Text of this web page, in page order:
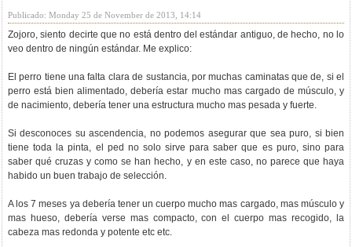
Publicado: Monday 25 de November de 2013, 14:14
Zojoro, siento decirte que no está dentro del estándar antiguo, de hecho, no lo
veo dentro de ningún estándar. Me explico:
El perro tiene una falta clara de sustancia, por muchas caminatas que de, si el
perro está bien alimentado, debería estar mucho mas cargado de músculo, y
de nacimiento, debería tener una estructura mucho mas pesada y fuerte.
Si desconoces su ascendencia, no podemos asegurar que sea puro, si bien
tiene toda la pinta, el ped no solo sirve para saber que es puro, sino para
saber qué cruzas y como se han hecho, y en este caso, no parece que haya
habido un buen trabajo de selección.
A los 7 meses ya debería tener un cuerpo mucho mas cargado, mas músculo y
mas hueso, debería verse mas compacto, con el cuerpo mas recogido, la
cabeza mas redonda y potente etc etc.